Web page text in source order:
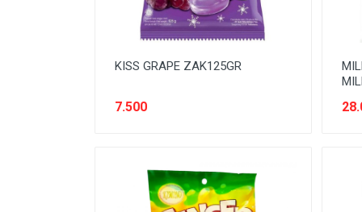
KISS GRAPE ZAK125GR
7.500